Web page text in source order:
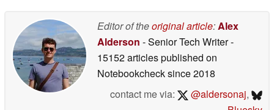
Editor of theoriginal article:Alex
Alderson - Senior Tech Writer-
15152 articles published on
Notebookchecksince 2018
contact me via:
@aldersonaj,